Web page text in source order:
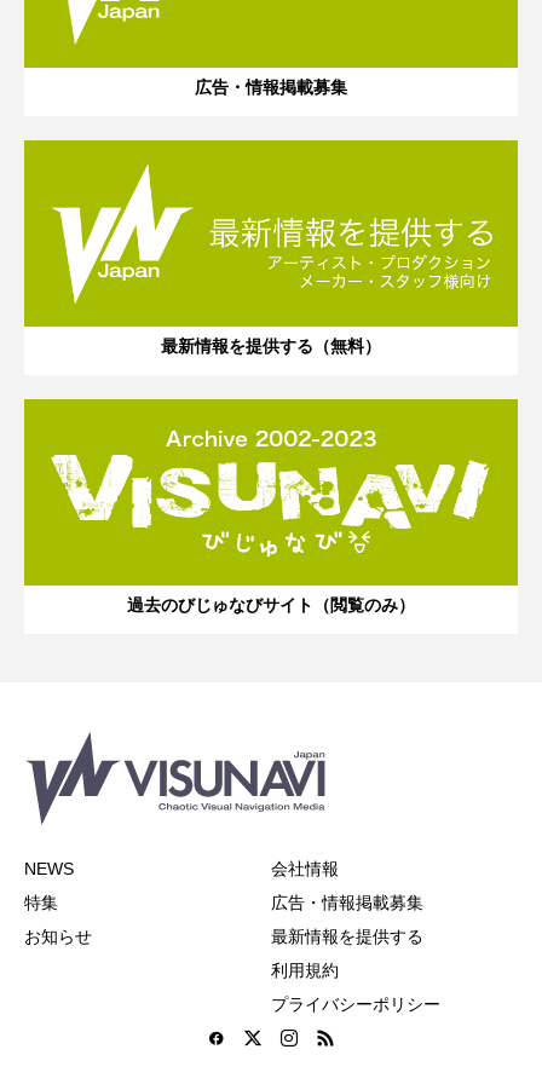
広告・情報掲載募集
最新情報を提供する（無料）
過去のびじゅなびサイト（閲覧のみ）
NEWS
特集
お知らせ
会社情報
広告・情報掲載募集
最新情報を提供する
利用規約
プライバシーポリシー